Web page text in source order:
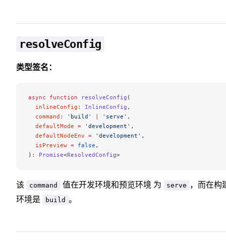
resolveConfig
类型签名：
async function resolveConfig (
  inlineConfig
: InlineConfig ,
  command
: 'build' 'serve' ,
  defaultMode
= 'development' ,
  defaultNodeEnv
= 'development' ,
  isPreview
= false ,
) : Promise<ResolvedConfig>
该 command 值在开发环境和预览环境 为 serve ，而在构
环境是
build 。